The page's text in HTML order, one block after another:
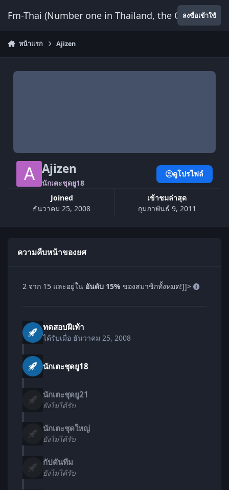
Fm-Thai (Number one in Thailand, the Onlyลงชื่อเข้าใช้
หน้าแรก Ajizen
Ajizen
นักเตะชุดยู18
Joined
ธันวาคม 25, 2008
เข้าชมล่าสุด
กุมภาพันธ์ 9, 2011
ดูโปรไฟล์
ความคืบหน้าของยศ
2 จาก 15 และอยู่ใน อันดับ 15% ของสมาชิกทั้งหมด!]]>
ทดสอบฝีเท้า
ได้รับเมื่อ ธันวาคม 25, 2008
นักเตะชุดยู18
นักเตะชุดยู21
ยังไม่ได้รับ
นักเตะชุดใหญ่
ยังไม่ได้รับ
กัปตันทีม
ยังไม่ได้รับ